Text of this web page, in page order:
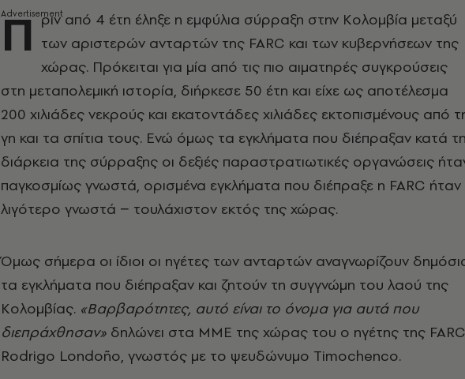
Π ριν από 4 έτη έληξε η εμφύλια σύρραξη στην Κολομβία μεταξύ
των αριστερών ανταρτών της FARC και των κυβερνήσεων της
χώρας. Πρόκειται για μία από τις πιο αιματηρές συγκρούσεις
στη μεταπολεμική ιστορία, διήρκεσε 50 έτη και είχε ως αποτέλεσμα
200 χιλιάδες νεκρούς και εκατοντάδες χιλιάδες εκτοπισμένους από
γη και τα σπίτια τους. Ενώ όμως τα εγκλήματα που διέπραξαν κατά
διάρκεια της σύρραξης οι δεξιές παραστρατιωτικές οργανώσεις
παγκοσμίως γνωστά, ορισμένα εγκλήματα που διέπραξε η FARC ήταν
λιγότερο γνωστά − τουλάχιστον εκτός της χώρας.
Όμως σήμερα οι ίδιοι οι ηγέτες των ανταρτών αναγνωρίζουν
τα εγκλήματα που διέπραξαν και ζητούν τη συγγνώμη του λαού της
Κολομβίας. «Βαρβαρότητες, αυτό είναι το όνομα για αυτά που
διεπράχθησαν» δηλώνει στα ΜΜΕ της χώρας του ο ηγέτης της FARC
Rodrigo Londoño, γνωστός με το ψευδώνυμο Τimochenco.